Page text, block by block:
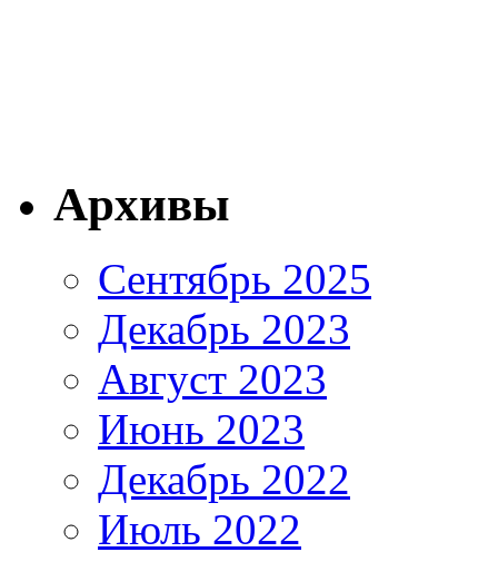
Архивы
Сентябрь 2025
Декабрь 2023
Август 2023
Июнь 2023
Декабрь 2022
Июль 2022